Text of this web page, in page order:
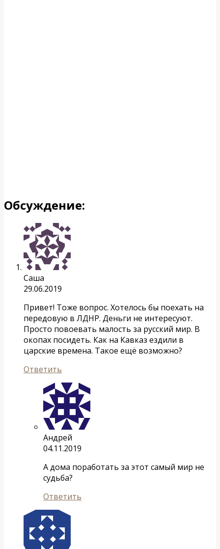
Обсуждение:
Саша
29.06.2019
Привет! Тоже вопрос. Хотелось бы поехать на
передовую в ЛДНР. Деньги не интересуют.
Просто повоевать малость за русский мир. В
окопах посидеть. Как на Кавказ ездили в
царские времена. Такое ещё возможно?
Ответить
Андрей
04.11.2019
А дома поработать за этот самый мир не
судьба?
Ответить